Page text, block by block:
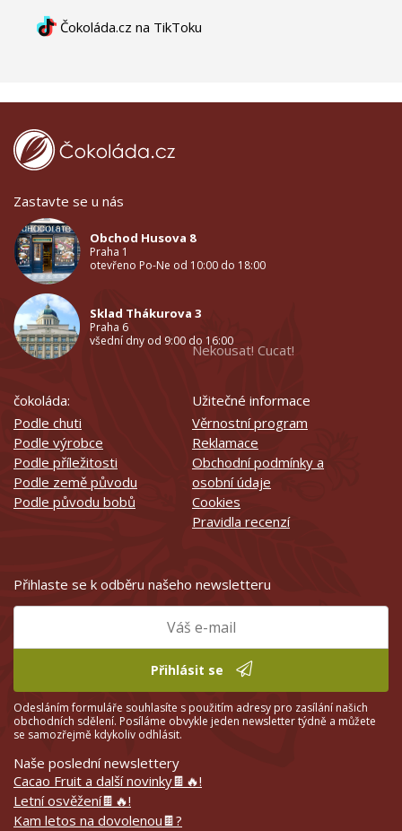
Čokoláda.cz na TikToku
Zastavte se u nás
Obchod Husova 8
Praha 1
otevřeno Po-Ne od 10:00 do 18:00
Sklad Thákurova 3
Praha 6
všední dny od 9:00 do 16:00
čokoláda:
Podle chuti
Podle výrobce
Podle příležitosti
Podle země původu
Podle původu bobů
Nekousat! Cucat!
Užitečné informace
Věrnostní program
Reklamace
Obchodní podmínky a
osobní údaje
Cookies
Pravidla recenzí
Přihlaste se k odběru našeho newsletteru
Přihlásit se
Odesláním formuláře souhlasíte s použitím adresy pro zasílání našich
obchodních sdělení. Posíláme obvykle jeden newsletter týdně a můžete
se samozřejmě kdykoliv odhlásit.
Naše poslední newslettery
Cacao Fruit a další novinky🍫🔥!
Letní osvěžení🍫🔥!
Kam letos na dovolenou🍫?